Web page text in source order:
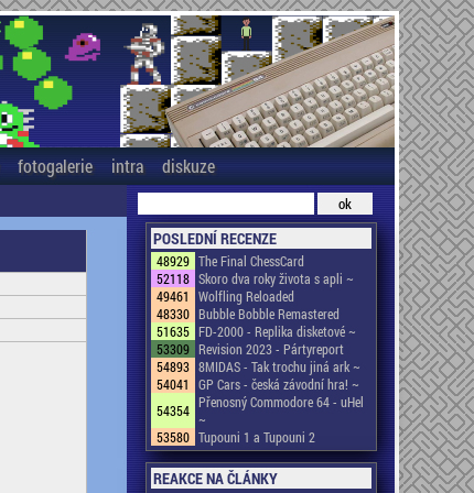
fotogalerie intra diskuze
POSLEDNÍ RECENZE
48929 The Final ChessCard
52118 Skoro dva roky života s apli ~
49461
Wolfling Reloaded
48330 Bubble Bobble Remastered
51635 FD-2000 - Replika disketové ~
53309 Revision 2023 - Pártyreport
54893 8MIDAS - Tak trochu jiná ark ~
54041
GP Cars - česká závodní hra! ~
54354 Přenosný Commodore 64 - uHel
~
53580 Tupouni 1 a Tupouni 2
REAKCE NA ČLÁNKY